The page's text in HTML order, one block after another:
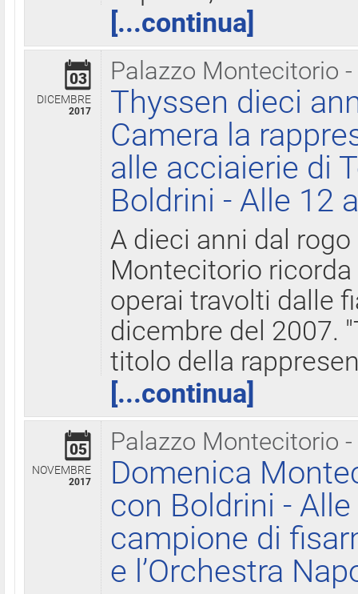
[...continua]
Palazzo Montecitorio
03
DICEMBRE
2017
Thyssen dieci
Camera la
alle acciaierie di
Boldrini - Alle 12
A dieci anni dal
Montecitorio
operai travolti dalle
dicembre del 2007.
titolo della
[...continua]
Palazzo Montecitorio
05
NOVEMBRE
2017
Domenica
con Boldrini -
campione di
e l’Orchestra